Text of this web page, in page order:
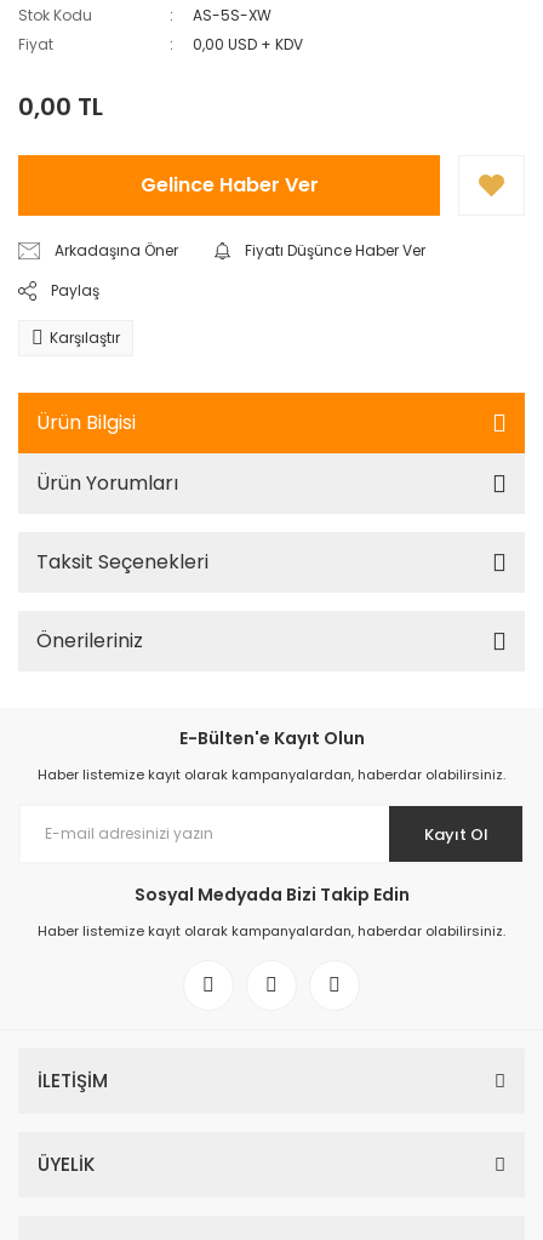
Stok Kodu
AS-5S-XW
Fiyat
0,00 USD + KDV
0,00 TL
Gelince Haber Ver
Arkadaşına Öner
Fiyatı Düşünce Haber Ver
Paylaş
Karşılaştır
Ürün Bilgisi
Ürün Yorumları
Taksit Seçenekleri
Önerileriniz
E-Bülten'e Kayıt Olun
Haber listemize kayıt olarak kampanyalardan, haberdar olabilirsiniz.
Kayıt Ol
Sosyal Medyada Bizi Takip Edin
Haber listemize kayıt olarak kampanyalardan, haberdar olabilirsiniz.
İLETİŞİM
ÜYELİK